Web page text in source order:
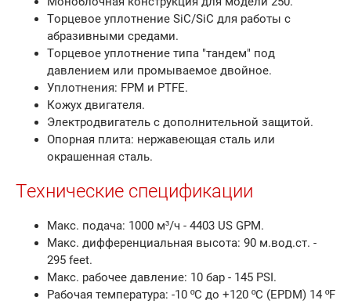
Торцевое уплотнение SiC/SiC для работы с
абразивными средами.
Торцевое уплотнение типа "тандем" под
давлением или промываемое двойное.
Уплотнения: FPM и PTFE.
Кожух двигателя.
Электродвигатель с дополнительной защитой.
Опорная плита: нержавеющая сталь или
окрашенная сталь.
Технические спецификации
Макс. подача: 1000 м³/ч - 4403 US GPM.
Макс. дифференциальная высота: 90 м.вод.ст. -
295 feet.
Макс. рабочее давление: 10 бар - 145 PSI.
Рабочая температура: -10 ºC до +120 ºC (EPDM) 14 ºF